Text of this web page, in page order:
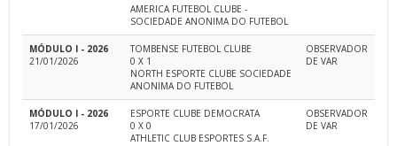
AMERICA FUTEBOL CLUBE -
SOCIEDADE ANONIMA DO FUTEBOL
MÓDULO I - 2026
21/01/2026
TOMBENSE FUTEBOL CLUBE
0 X 1
NORTH ESPORTE CLUBE SOCIEDADE
ANONIMA DO FUTEBOL
OBSERVADOR
DE VAR
MÓDULO I - 2026
17/01/2026
ESPORTE CLUBE DEMOCRATA
0 X 0
ATHLETIC CLUB ESPORTES S.A.F.
OBSERVADOR
DE VAR